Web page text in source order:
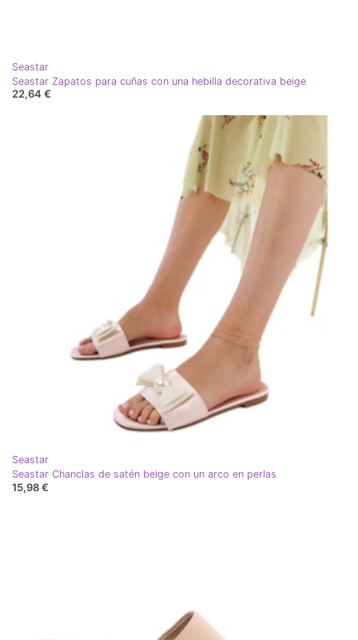
Seastar
Seastar Zapatos para cuñas con una hebilla decorativa beige
22,64 €
Seastar
Seastar Chanclas de satén beige con un arco en perlas
15,98 €